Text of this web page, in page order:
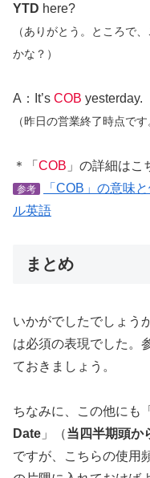
YTD here?
（ありがとう。ところで
かな？）
A：It’s COB yesterday.
（昨日の営業終了時点です
＊「 COB 」の詳細はこ
参考
「COB」の意味
ル英語
まとめ
いかがでしたでしょう
は必須の表現でした。
ておきましょう。
ちなみに、この他にも「
Date 」（当四半期頭か
ですが、こちらの使用